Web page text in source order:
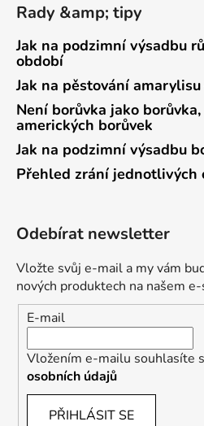
Rady &amp; tipy
Jak na podzimní výsadbu
období
Jak na pěstování
Není borůvka jako
amerických borůvek
Jak na podzimní výsadbu
Přehled zrání jednotlivých
Odebírat newsletter
Vložte svůj e-mail a my vám
nových produktech na našem
E-mail
Vložením e-mailu souhlasíte s
osobních údajů
PŘIHLÁSIT SE